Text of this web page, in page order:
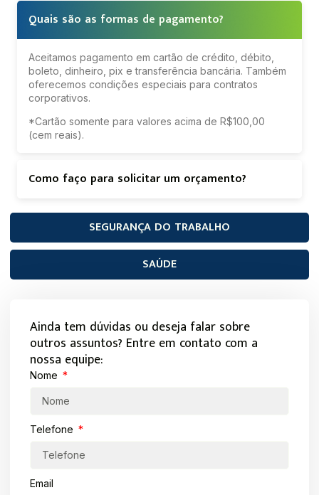
SEGURANÇA DO TRABALHO
SAÚDE
Quais são as formas de pagamento?
Aceitamos pagamento em cartão de crédito, débito,
boleto, dinheiro, pix e transferência bancária. Também
oferecemos condições especiais para contratos
corporativos.
*Cartão somente para valores acima de R$100,00
(cem reais).
Como faço para solicitar um orçamento?
Ainda tem dúvidas ou deseja falar sobre
outros assuntos? Entre em contato com a
nossa equipe:
Nome
Telefone
Email